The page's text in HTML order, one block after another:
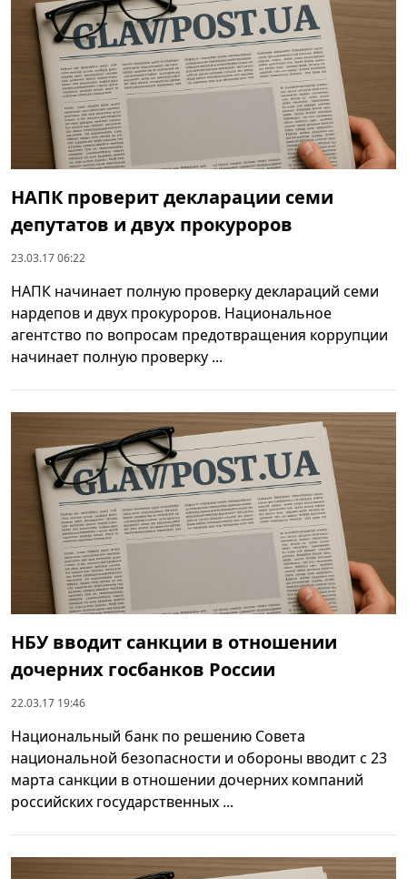
НАПК проверит декларации семи
депутатов и двух прокуроров
23.03.17 06:22
НАПК начинает полную проверку деклараций семи
нардепов и двух прокуроров. Национальное
агентство по вопросам предотвращения коррупции
начинает полную проверку ...
НБУ вводит санкции в отношении
дочерних госбанков России
22.03.17 19:46
Национальный банк по решению Совета
национальной безопасности и обороны вводит с 23
марта санкции в отношении дочерних компаний
российских государственных ...